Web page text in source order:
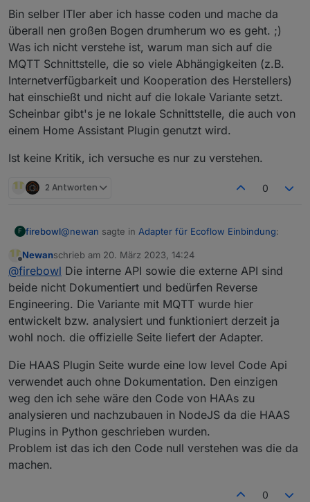
Bin selber ITler aber ich hasse coden und mache da
überall nen großen Bogen drumherum wo es geht. ;)
Was ich nicht verstehe ist, warum man sich auf die
MQTT Schnittstelle, die so viele Abhängigkeiten (z.B.
Internetverfügbarkeit und Kooperation des Herstellers)
hat einschießt und nicht auf die lokale Variante setzt.
Scheinbar gibt's je ne lokale Schnittstelle, die auch von
einem Home Assistant Plugin genutzt wird.
Ist keine Kritik, ich versuche es nur zu verstehen.
2 Antworten 0
F firebowl@newan sagte in Adapter für Ecoflow Einbindung:
@firebowlHab ich weiter oben schon
geschrieben, ich verstehe den Code nicht.
Müsste ich Hilfe haben. Sehe aber auch hierfür
selben Probleme von nicht dokumentierten
Schnittstellen die sich jederzeit ändern können
Bin selber ITler aber ich hasse coden und mache da
überall nen großen Bogen drumherum wo es geht. ;)
Was ich nicht verstehe ist, warum man sich auf die
MQTT Schnittstelle, die so viele Abhängigkeiten (z.B.
Internetverfügbarkeit und Kooperation des
Herstellers) hat einschießt und nicht auf die lokale
Variante setzt. Scheinbar gibt's je ne lokale
Schnittstelle, die auch von einem Home Assistant
Plugin genutzt wird.
Ist keine Kritik, ich versuche es nur zu verstehen.
Offline
Newanschrieb am 20. März 2023, 14:24
zuletzt editiert von
@firebowl Die interne API sowie die externe API sind
beide nicht Dokumentiert und bedürfen Reverse
Engineering. Die Variante mit MQTT wurde hier
entwickelt bzw. analysiert und funktioniert derzeit ja
wohl noch. die offizielle Seite liefert der Adapter.
Die HAAS Plugin Seite wurde eine low level Code Api
verwendet auch ohne Dokumentation. Den einzigen
weg den ich sehe wäre den Code von HAAs zu
analysieren und nachzubauen in NodeJS da die HAAS
Plugins in Python geschrieben wurden.
Problem ist das ich den Code null verstehen was die da
machen.
0